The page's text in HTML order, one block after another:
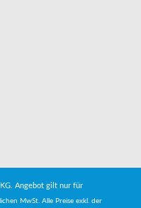
Angebot gilt nur für
MwSt. Alle Preise exkl. der